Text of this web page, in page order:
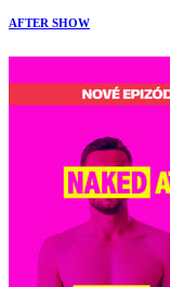
AFTER SHOW